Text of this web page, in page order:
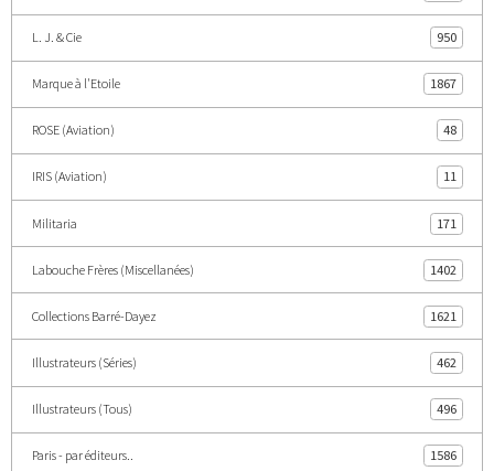
L. J. & Cie 950
Marque à l'Etoile 1867
ROSE (Aviation) 48
IRIS (Aviation) 11
Militaria 171
Labouche Frères (Miscellanées) 1402
Collections Barré-Dayez 1621
Illustrateurs (Séries) 462
Illustrateurs (Tous) 496
Paris - par éditeurs.. 1586